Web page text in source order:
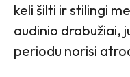
keli šilti ir stilingi
audinio drabužiai,
periodu norisi